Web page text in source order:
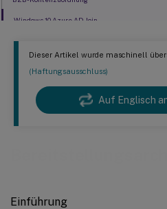
Dieser Artikel wurde maschinell
(Haftungsausschluss)
Auf Englisch
Einführung
Windows 10 Azure AD Join